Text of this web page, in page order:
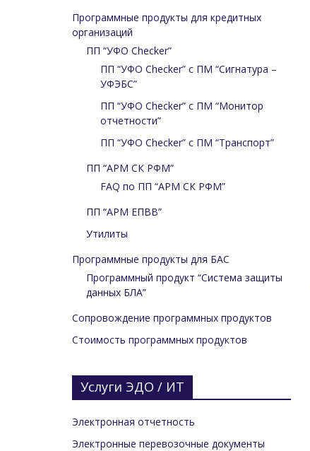
Программные продукты для кредитных
организаций
ПП “УФО Checker”
ПП “УФО Checker” c ПМ “Сигнатура –
УФЭБС”
ПП “УФО Checker” c ПМ “Монитор
отчетности”
ПП “УФО Checker” с ПМ “Транспорт”
ПП “АРМ СК РФМ”
FAQ по ПП “АРМ СК РФМ”
ПП “АРМ ЕПВВ”
Утилиты
Программные продукты для БАС
Программный продукт “Система защиты
данных БЛА”
Сопровождение программных продуктов
Стоимость программных продуктов
Услуги ЭДО / ИТ
Электронная отчетность
Электронные перевозочные документы